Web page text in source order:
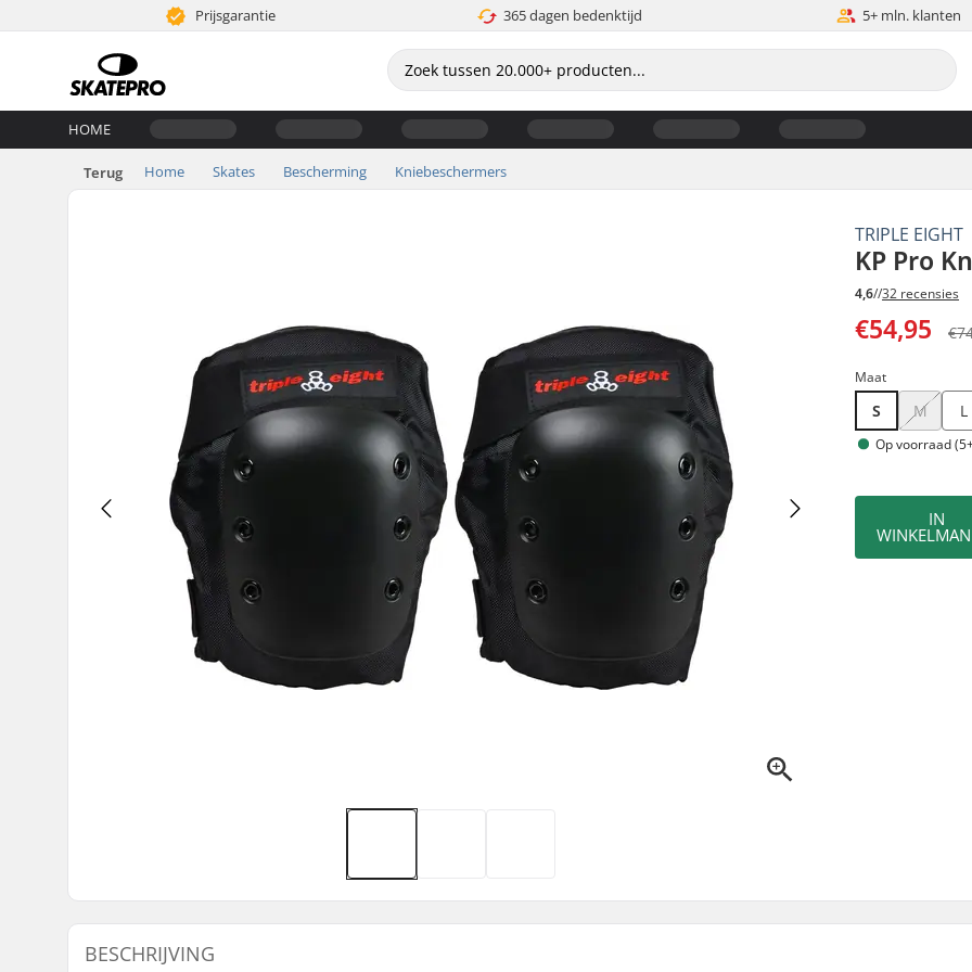
Prijsgarantie 365 dagen bedenktijd 5+ mln. klanten
HOME
Terug Home Skates Bescherming Kniebeschermers
TRIPLE EIGHT
KP Pro
4,6//32 recensies
€54,95
Maat
S M L
Op voorraad
IN
BESCHRIJVING